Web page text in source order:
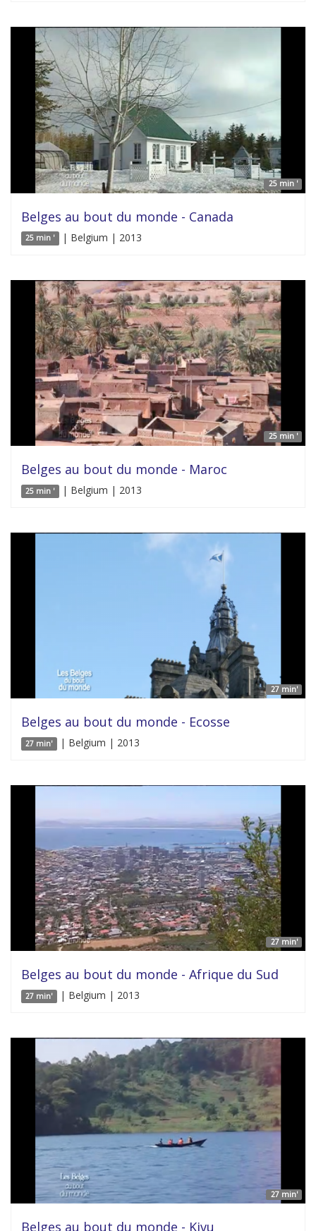
25 min '
Belges au bout du monde - Canada
25 min ' | Belgium | 2013
25 min '
Belges au bout du monde - Maroc
25 min ' | Belgium | 2013
27 min'
Belges au bout du monde - Ecosse
27 min' | Belgium | 2013
27 min'
Belges au bout du monde - Afrique du Sud
27 min' | Belgium | 2013
27 min'
Belges au bout du monde - Kivu